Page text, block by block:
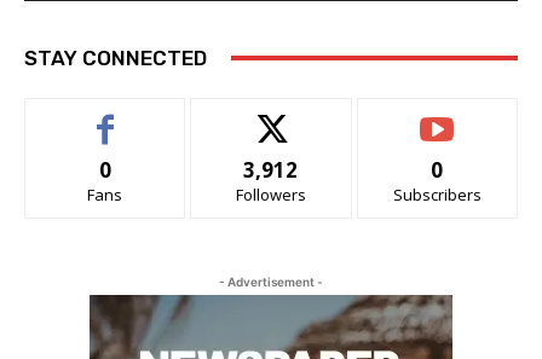
STAY CONNECTED
0
Fans
3,912
Followers
0
Subscribers
- Advertisement -